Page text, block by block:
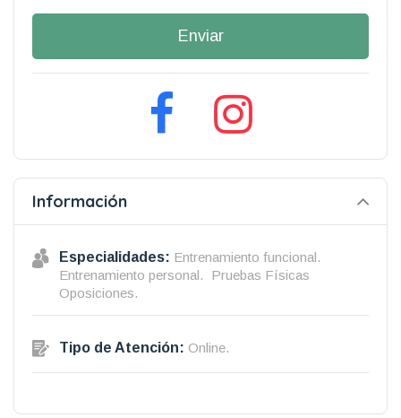
Enviar
Información
Especialidades: Entrenamiento funcional.
Entrenamiento personal.
Pruebas Físicas
Oposiciones.
Tipo de Atención: Online.